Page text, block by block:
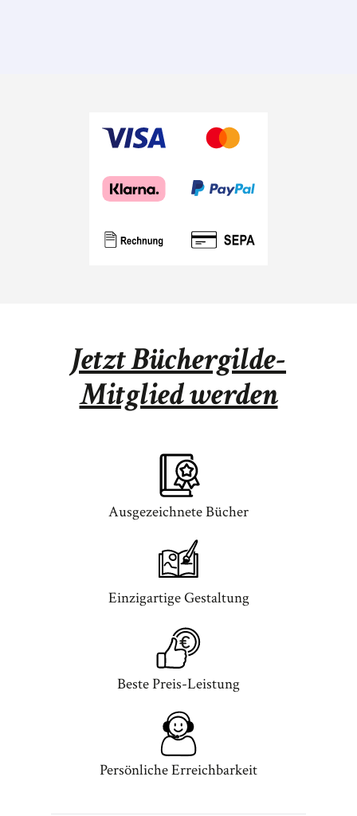
Jetzt Büchergilde-
Mitglied werden
Ausgezeichnete Bücher
Einzigartige Gestaltung
Beste Preis-Leistung
Persönliche Erreichbarkeit